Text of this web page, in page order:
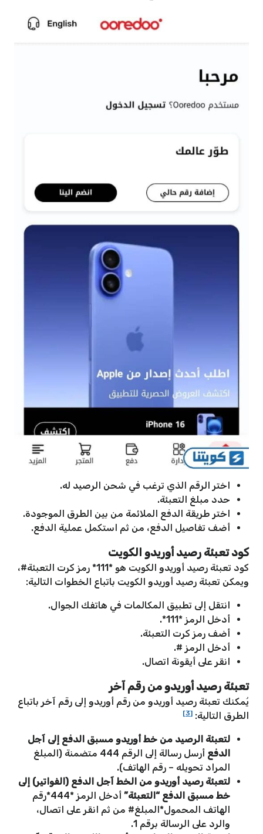
اختر الرقم الذي ترغب في شحن الرصيد له.
حدد مبلغ التعبئة.
اختر طريقة الدفع الملائمة من بين الطرق الموجودة.
أضف تفاصيل الدفع، من ثم استكمل عملية الدفع.
كود تعبئة رصيد أوريدو الكويت
كود تعبئة رصيد أوريدو الكويت هو *111* رمز كرت التعبئة#،
ويمكن تعبئة رصيد أوريدو الكويت باتباع الخطوات التالية:
انتقل إلى تطبيق المكالمات في هاتفك الجوال.
أدخل الرمز *111*.
أضف رمز كرت التعبئة.
أدخل الرمز #.
انقر على أيقونة اتصال.
تعبئة رصيد أوريدو من رقم آخر
يُمكنك تعبئة رصيد أوريدو من رقم أوريدو إلى رقم آخر باتباع
الطرق التالية: [3]
لتعبئة الرصيد من خط أوريدو مسبق الدفع إلى آجل
الدفع
أرسل رسالة إلى الرقم 444 متضمنة (المبلغ
المراد تحويله – رقم الهاتف).
لتعبئة رصيد أوريدو من الخط آجل الدفع (الفواتير) إلى
خط مسبق الدفع “التعبئة”
أدخل الرمز *444*رقم
الهاتف المحمول*المبلغ# من ثم انقر على اتصال،
والرد على الرسالة برقم 1.